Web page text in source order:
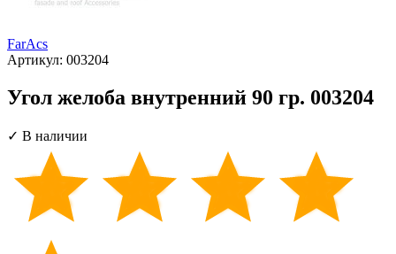
FarAcs
Артикул: 003204
Угол желоба внутренний 90 гр. 003204
✓ В наличии